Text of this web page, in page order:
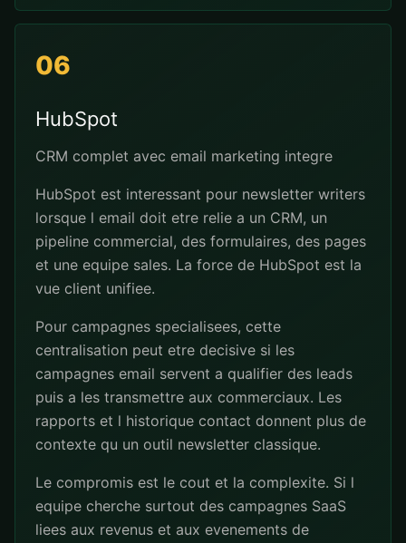
06
HubSpot
CRM complet avec email marketing integre
HubSpot est interessant pour newsletter writers
lorsque l email doit etre relie a un CRM, un
pipeline commercial, des formulaires, des pages
et une equipe sales. La force de HubSpot est la
vue client unifiee.
Pour campagnes specialisees, cette
centralisation peut etre decisive si les
campagnes email servent a qualifier des leads
puis a les transmettre aux commerciaux. Les
rapports et l historique contact donnent plus de
contexte qu un outil newsletter classique.
Le compromis est le cout et la complexite. Si l
equipe cherche surtout des campagnes SaaS
liees aux revenus et aux evenements de